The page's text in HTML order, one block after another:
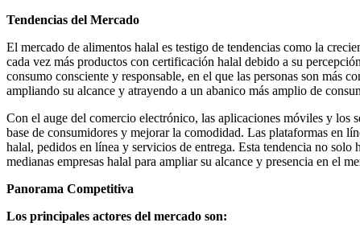
Tendencias del Mercado
El mercado de alimentos halal es testigo de tendencias como la
cada vez más productos con certificación halal debido a su
consumo consciente y responsable, en el que las personas son más
ampliando su alcance y atrayendo a un abanico más amplio de
Con el auge del comercio electrónico, las aplicaciones móviles y los
base de consumidores y mejorar la comodidad. Las plataformas en
halal, pedidos en línea y servicios de entrega. Esta tendencia no
medianas empresas halal para ampliar su alcance y presencia en el
Panorama Competitiva
Los principales actores del mercado son: